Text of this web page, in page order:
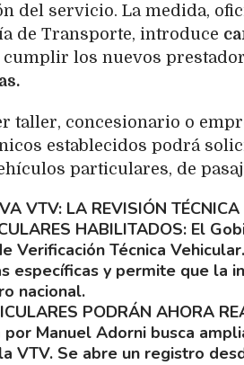
del servicio. La medida,
de Transporte, introduce
los nuevos
taller, concesionario o
establecidos podrá
particulares, de
VTV: LA REVISIÓN
HABILITADOS El
Verificación Técnica
específicas y permite que la
nacional.
PODRÁN AHORA
por Manuel Adorni busca
VTV. Se abre un registro